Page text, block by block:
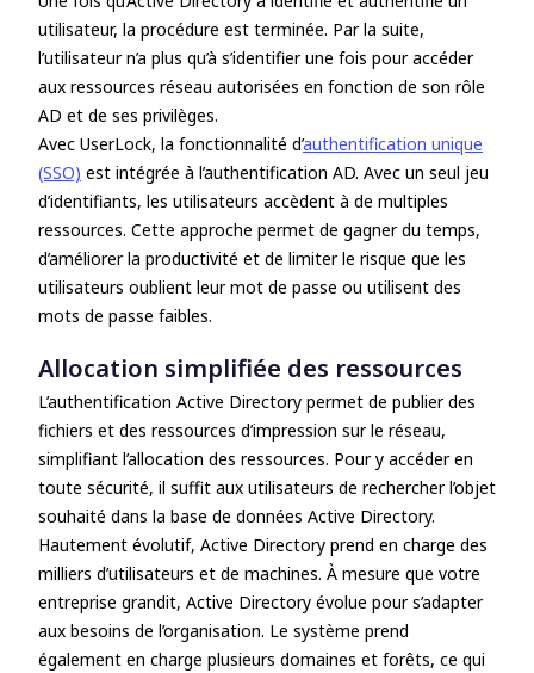
utilisateur, la procédure est terminée. Par la suite,
l’utilisateur n’a plus qu’à s’identifier une fois pour accéder
aux ressources réseau autorisées en fonction de son rôle
AD et de ses privilèges.
Avec UserLock, la fonctionnalité d’authentification unique
(SSO) est intégrée à l’authentification AD. Avec un seul jeu
d’identifiants, les utilisateurs accèdent à de multiples
ressources. Cette approche permet de gagner du temps,
d’améliorer la productivité et de limiter le risque que les
utilisateurs oublient leur mot de passe ou utilisent des
mots de passe faibles.
Allocation simplifiée des ressources
L’authentification Active Directory permet de publier des
fichiers et des ressources d’impression sur le réseau,
simplifiant l’allocation des ressources. Pour y accéder en
toute sécurité, il suffit aux utilisateurs de rechercher l’objet
souhaité dans la base de données Active Directory.
Hautement évolutif, Active Directory prend en charge des
milliers d’utilisateurs et de machines. À mesure que votre
entreprise grandit, Active Directory évolue pour s’adapter
aux besoins de l’organisation. Le système prend
également en charge plusieurs domaines et forêts, ce qui